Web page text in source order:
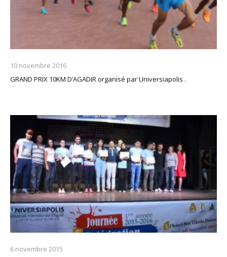
10 novembre 2016
GRAND PRIX 10KM D’AGADIR organisé par Universiapolis .
6 novembre 2015